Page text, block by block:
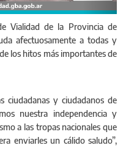
Vialidad de la Provincia de
afectuosamente a todas y
los hitos más importantes de
ciudadanas y ciudadanos de
nuestra independencia y
a las tropas nacionales que
enviarles un cálido saludo”,